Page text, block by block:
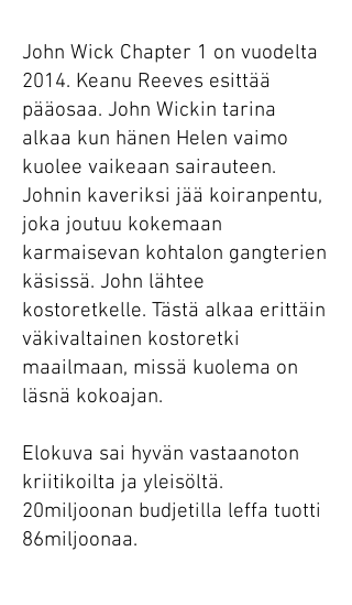
John Wick Chapter 1 on vuodelta
2014. Keanu Reeves esittää
pääosaa. John Wickin tarina
alkaa kun hänen Helen vaimo
kuolee vaikeaan sairauteen.
Johnin kaveriksi jää koiranpentu,
joka joutuu kokemaan
karmaisevan kohtalon gangterien
käsissä. John lähtee
kostoretkelle. Tästä alkaa erittäin
väkivaltainen kostoretki
maailmaan, missä kuolema on
läsnä kokoajan.
Elokuva sai hyvän vastaanoton
kriitikoilta ja yleisöltä.
20miljoonan budjetilla leffa tuotti
86miljoonaa.